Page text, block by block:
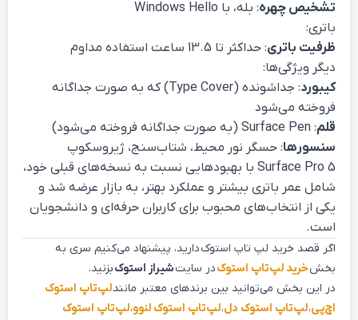
تشخیص چهره: بله، با Windows Hello
باتری:
ظرفیت باتری: حداکثر تا 13.5 ساعت استفاده مداوم
دیگر ویژگی‌ها:
کیبورد
: جداشونده (Type Cover) که به صورت جداگانه
فروخته می‌شود
قلم: Surface Pen (به صورت جداگانه فروخته می‌شود)
سنسورها: حسگر نور محیط، شتاب‌سنج، ژیروسکوپ
Surface Pro 5 با بهبودهایی نسبت به نسخه‌های قبلی خود،
شامل عمر باتری بیشتر و عملکرد بهتر، به بازار عرضه شد و
یکی از انتخاب‌های محبوب برای کاربران حرفه‌ای و دانشجویان
است.
اگر قصد خرید لپ تاپ استوک دارید، پیشنهاد می‌کنیم سری به
بخشخرید لپ‌تاپ استوکدر سایتشیراز استوکبزنید.
در این بخش می‌توانید بین برندهای معتبر مانندلپ‌تاپ استوک
اچ‌پی،لپ‌تاپ استوک دل،لپ‌تاپ استوک لنوو،لپ‌تاپ استوک